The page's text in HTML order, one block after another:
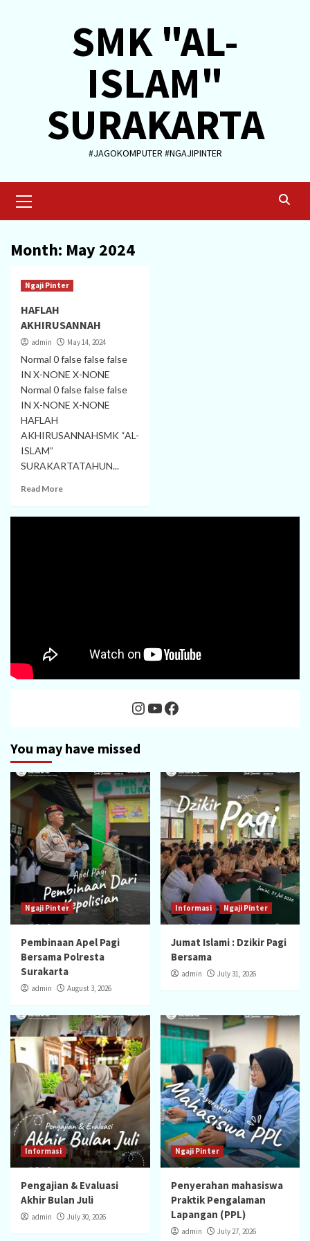
SMK "AL-
ISLAM"
SURAKARTA
#JAGOKOMPUTER #NGAJIPINTER
Menu
Month: May 2024
Ngaji Pinter
HAFLAH
AKHIRUSANNAH
admin May 14, 2024
Normal 0 false false false
IN X-NONE X-NONE
Normal 0 false false false
IN X-NONE X-NONE
HAFLAH
AKHIRUSANNAHSMK “AL-
ISLAM”
SURAKARTATAHUN...
Read More
Instagram
YouTube
Facebook
You may have missed
Ngaji Pinter
Pembinaan Apel Pagi
Bersama Polresta
Surakarta
admin August 3, 2026
Informasi Ngaji Pinter
Jumat Islami : Dzikir Pagi
Bersama
admin July 31, 2026
Informasi
Pengajian & Evaluasi
Akhir Bulan Juli
admin July 30, 2026
Ngaji Pinter
Penyerahan mahasiswa
Praktik Pengalaman
Lapangan (PPL)
admin July 27, 2026